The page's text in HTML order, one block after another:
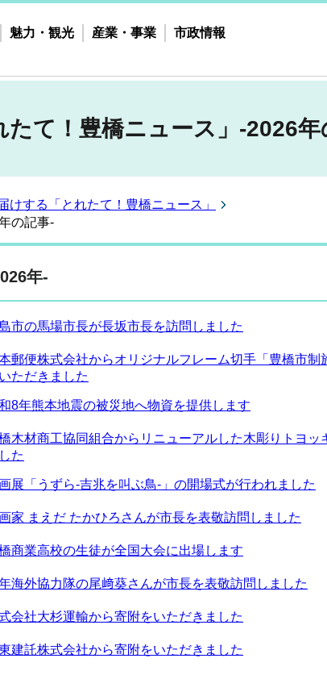
魅力・観光 産業・事業 市政情報
て！豊橋ニュース」-2026年
けする「とれたて！豊橋ニュース」
の記事-
年-
市の馬場市長が長坂市長を訪問しました
郵便株式会社からオリジナルフレーム切手「豊橋市制
ただきました
8年熊本地震の被災地へ物資を提供します
木材商工協同組合からリニューアルした木彫りトヨッ
た
展「うずら-吉兆を叫ぶ鳥-」の開場式が行われました
家 まえだ たかひろさんが市長を表敬訪問しました
商業高校の生徒が全国大会に出場します
海外協力隊の尾﨑葵さんが市長を表敬訪問しました
会社大杉運輸から寄附をいただきました
建託株式会社から寄附をいただきました